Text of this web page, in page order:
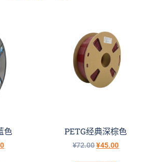
色 PETG经典深棕色
¥72.00¥45.00